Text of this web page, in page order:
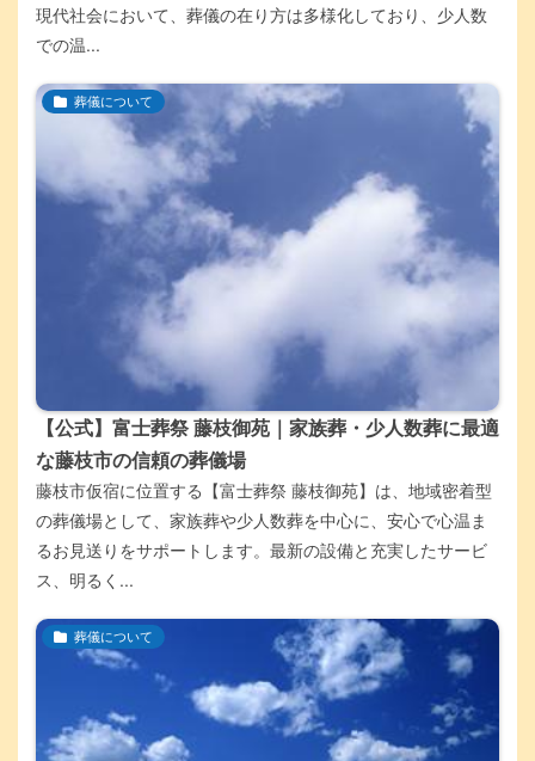
現代社会において、葬儀の在り方は多様化しており、少人数
での温...
葬儀について
【公式】富士葬祭 藤枝御苑｜家族葬・少人数葬に最適
な藤枝市の信頼の葬儀場
藤枝市仮宿に位置する【富士葬祭 藤枝御苑】は、地域密着型
の葬儀場として、家族葬や少人数葬を中心に、安心で心温ま
るお見送りをサポートします。最新の設備と充実したサービ
ス、明るく...
葬儀について